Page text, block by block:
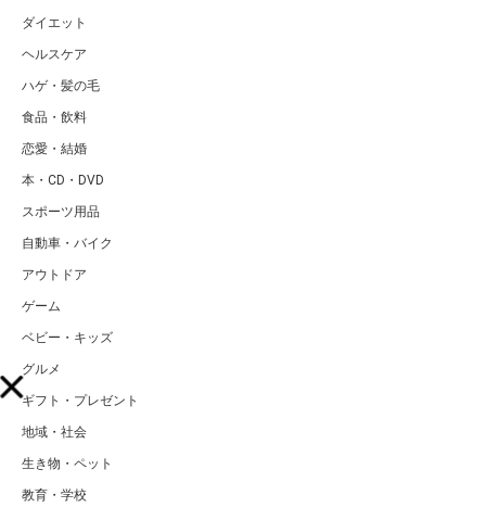
ダイエット
ヘルスケア
ハゲ・髪の毛
食品・飲料
恋愛・結婚
本・CD・DVD
スポーツ用品
自動車・バイク
アウトドア
ゲーム
ベビー・キッズ
グルメ
ギフト・プレゼント
地域・社会
生き物・ペット
教育・学校